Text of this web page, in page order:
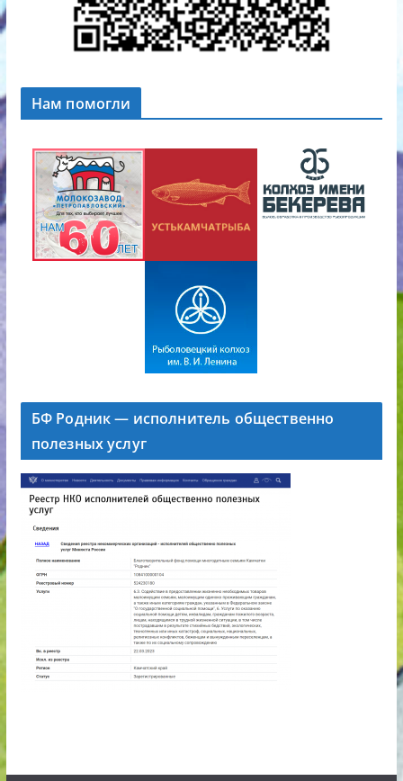
Нам помогли
БФ Родник — исполнитель общественно
полезных услуг